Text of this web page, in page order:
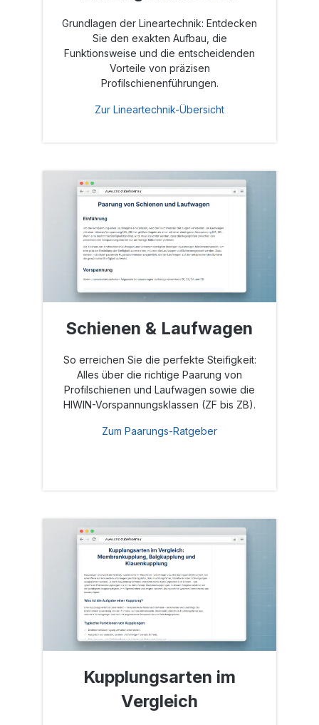
Grundlagen der Lineartechnik: Entdecken
Sie den exakten Aufbau, die
Funktionsweise und die entscheidenden
Vorteile von präzisen
Profilschienenführungen.
Zur Lineartechnik-Übersicht
Schienen & Laufwagen
So erreichen Sie die perfekte Steifigkeit:
Alles über die richtige Paarung von
Profilschienen und Laufwagen sowie die
HIWIN-Vorspannungsklassen (ZF bis ZB).
Zum Paarungs-Ratgeber
Kupplungsarten im
Vergleich